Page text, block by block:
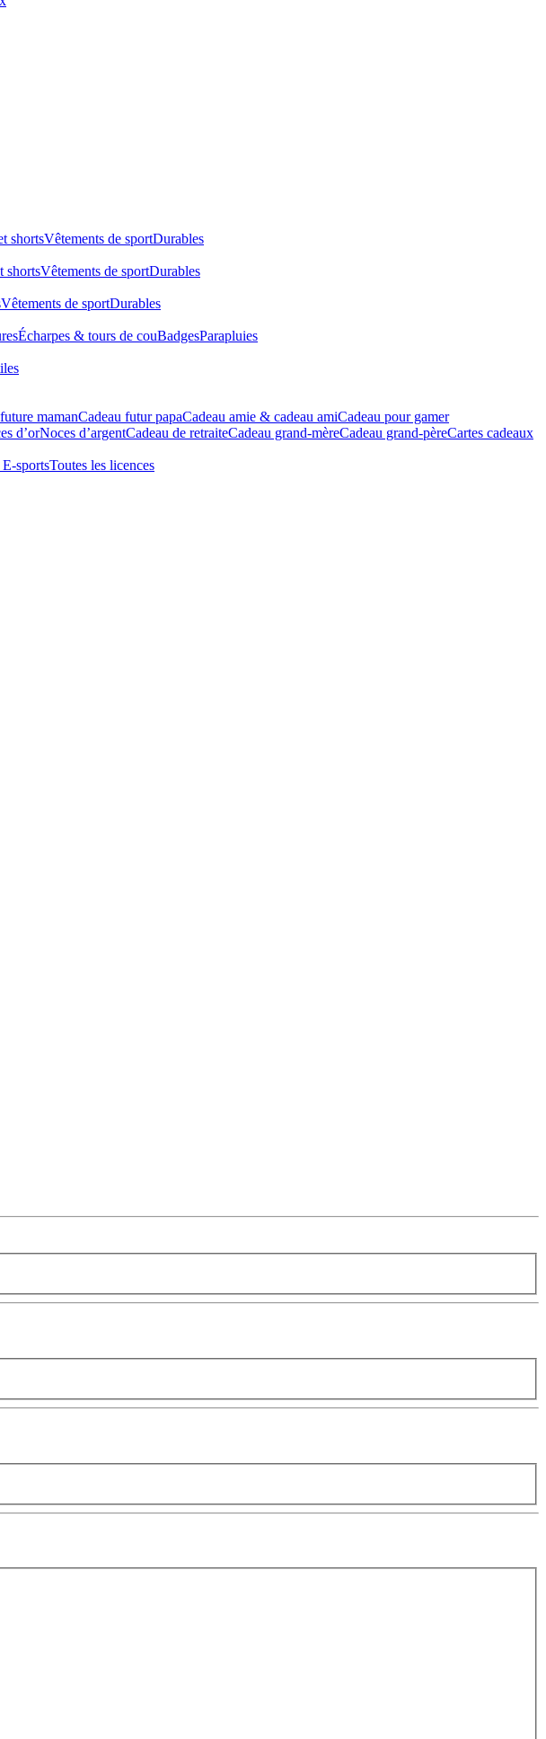
shortsVêtements de sportDurables
shortsVêtements de sportDurables
Vêtements de sportDurables
Écharpes & tours de couBadgesParapluies
mamanCadeau futur papaCadeau amie & cadeau amiCadeau pour gamer
d’orNoces d’argentCadeau de retraiteCadeau grand-mèreCadeau grand-pèreCartes cadeaux
sportsToutes les licences